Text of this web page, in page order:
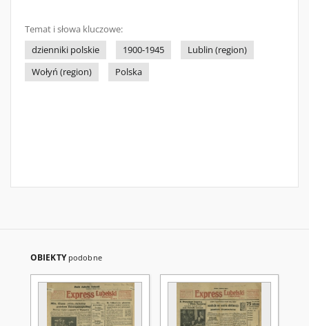
Temat i słowa kluczowe:
dzienniki polskie
1900-1945
Lublin (region)
Wołyń (region)
Polska
OBIEKTY podobne